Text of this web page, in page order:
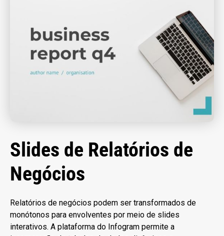
Slides de Relatórios de
Negócios
Relatórios de negócios podem ser transformados de
monótonos para envolventes por meio de slides
interativos. A plataforma do Infogram permite a